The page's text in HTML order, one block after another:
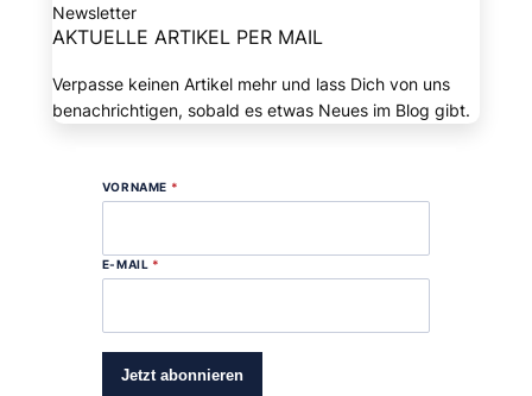
Newsletter
AKTUELLE ARTIKEL PER MAIL
Verpasse keinen Artikel mehr und lass Dich von uns
benachrichtigen, sobald es etwas Neues im Blog gibt.
VORNAME *
E-MAIL *
Jetzt abonnieren